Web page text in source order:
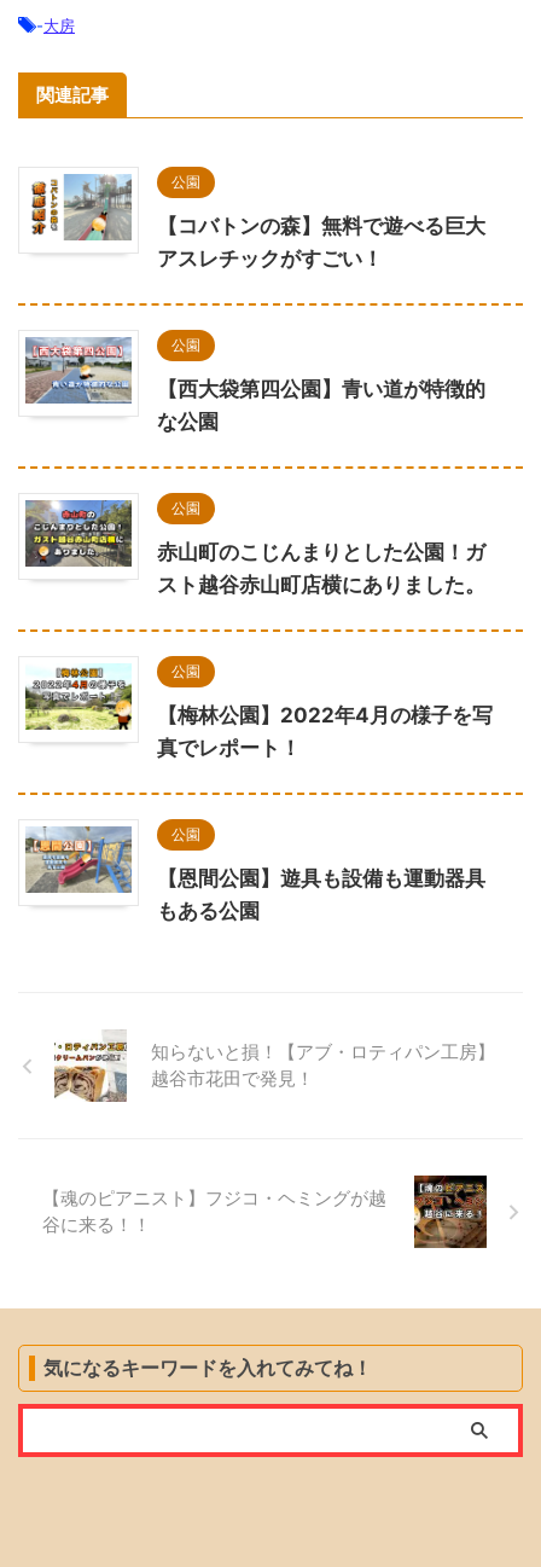
-大房
関連記事
公園
【コバトンの森】無料で遊べる巨大
アスレチックがすごい！
公園
【西大袋第四公園】青い道が特徴的
な公園
公園
赤山町のこじんまりとした公園！ガ
スト越谷赤山町店横にありました。
公園
【梅林公園】2022年4月の様子を写
真でレポート！
公園
【恩間公園】遊具も設備も運動器具
もある公園
知らないと損！【アブ・ロティパン工房】
越谷市花田で発見！
【魂のピアニスト】フジコ・ヘミングが越
谷に来る！！
気になるキーワードを入れてみてね！